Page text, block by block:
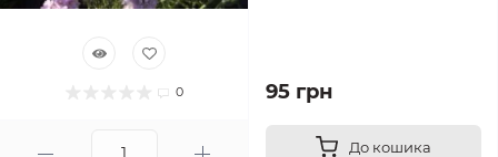
0 95 грн
До кошика